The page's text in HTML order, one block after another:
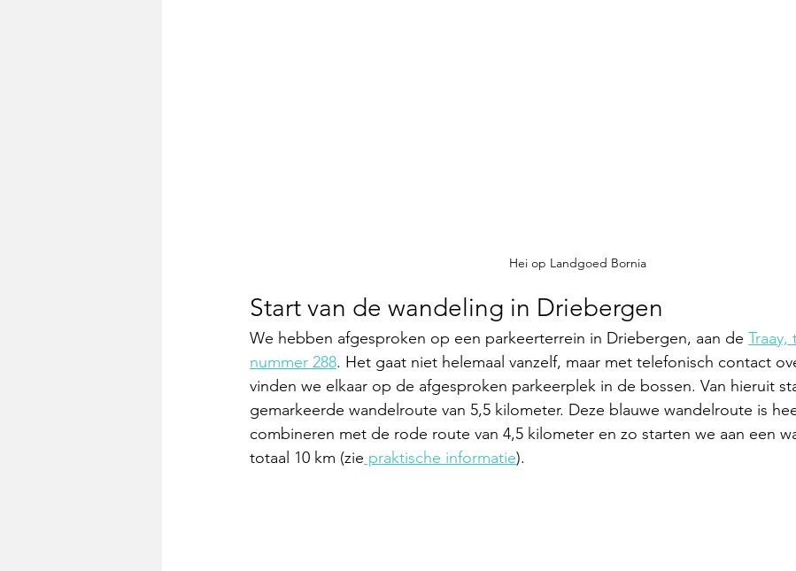
Hei op Landgoed Bornia
Start van de wandeling in Driebergen
We hebben afgesproken op een parkeerterrein in Driebergen, aan de
nummer 288. Het gaat niet helemaal vanzelf, maar met telefonisch contact
vinden we elkaar op de afgesproken parkeerplek in de bossen. Van hieruit
gemarkeerde wandelroute van 5,5 kilometer. Deze blauwe wandelroute is
combineren met de rode route van 4,5 kilometer en zo starten we aan een
totaal 10 km (zie praktische informatie).